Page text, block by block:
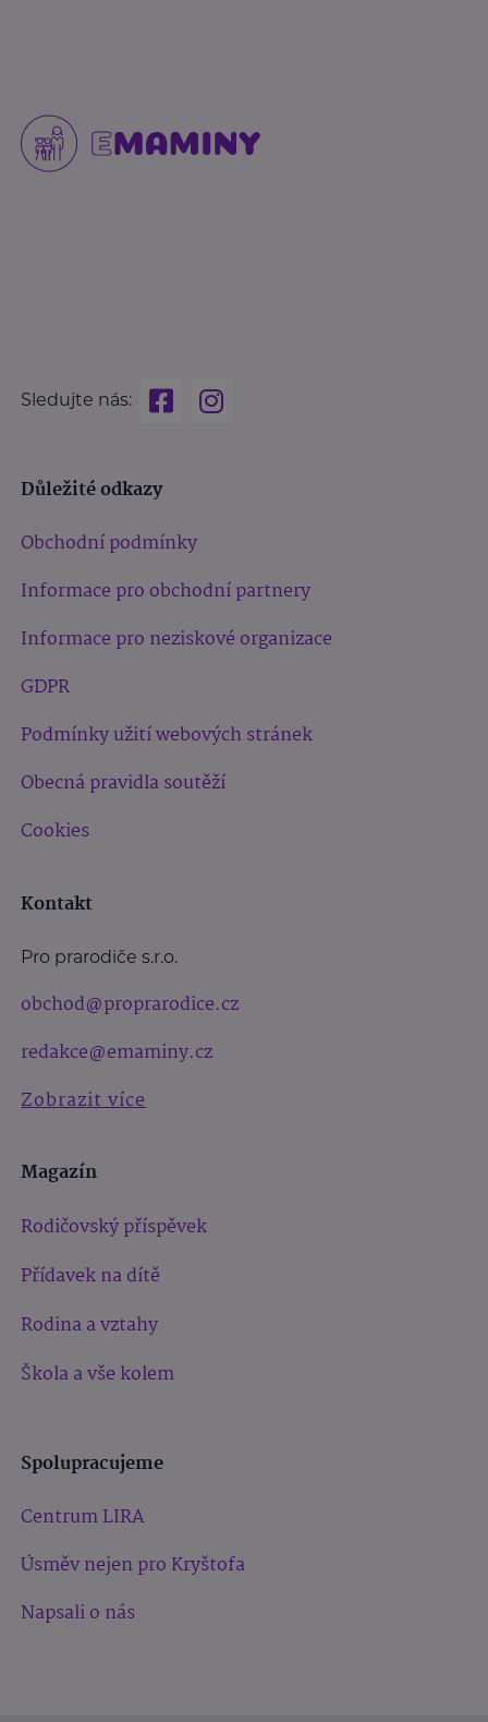
Sledujte nás:
Důležité odkazy
Obchodní podmínky
Informace pro obchodní partnery
Informace pro neziskové organizace
GDPR
Podmínky užití webových stránek
Obecná pravidla soutěží
Cookies
Kontakt
Pro prarodiče s.r.o.
obchod@proprarodice.cz
redakce@emaminy.cz
Zobrazit více
Magazín
Rodičovský příspěvek
Přídavek na dítě
Rodina a vztahy
Škola a vše kolem
Spolupracujeme
Centrum LIRA
Úsměv nejen pro Kryštofa
Napsali o nás